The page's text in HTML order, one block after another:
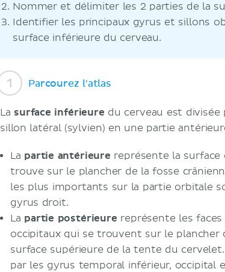
Nommer et délimiter les 2 parties de la
Identifier les principaux gyrus et sillons
surface inférieure du cerveau.
Parcourez l'atlas
La surface inférieure du cerveau est
sillon latéral (sylvien) en une partie
La partie antérieure représente la
trouve sur le plancher de la fosse
les plus importants sur la partie orbitale
gyrus droit.
La partie postérieure représente les
occipitaux qui se trouvent sur le plancher
surface supérieure de la tente du
par les gyrus temporal inférieur, occipital